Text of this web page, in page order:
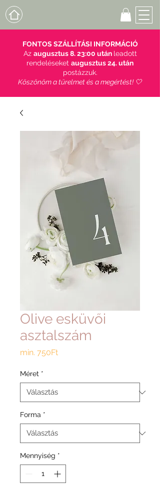
FONTOS SZÁLLÍTÁSI INFORMÁCIÓ
Az augusztus 8. 23:00 után leadott
rendeléseket augusztus 24. után
postázzuk.
Köszönöm a türelmet és a megértést! 🤍
Olive esküvői
asztalszám
min. 750FtAkciós
Méret *
Forma *
Mennyiség *